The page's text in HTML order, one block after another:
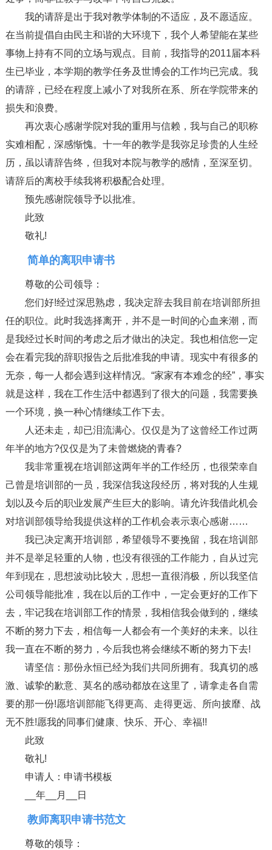
我的请辞是出于我对教学体制的不适应，及不愿适应。
在当前提倡自由民主和谐的大环境下，我个人希望能在某些
事物上持有不同的立场与观点。目前，我指导的2011届本科
生已毕业，本学期的教学任务及世博会的工作均已完成。我
的请辞，已经在程度上减小了对我所在系、所在学院带来的
损失和浪费。
再次衷心感谢学院对我的重用与信赖，我与自己的职称
实难相配，深感惭愧。十一年的教学是我弥足珍贵的人生经
历，虽以请辞告终，但我对本院与教学的感情，至深至切。
请辞后的离校手续我将积极配合处理。
预先感谢院领导予以批准。
此致
敬礼!
简单的离职申请书
尊敬的公司领导：
您们好!经过深思熟虑，我决定辞去我目前在培训部所担
任的职位。此时我选择离开，并不是一时间的心血来潮，而
是我经过长时间的考虑之后才做出的决定。我也相信您一定
会在看完我的辞职报告之后批准我的申请。现实中有很多的
无奈，每一人都会遇到这样情况。“家家有本难念的经”，事实
就是这样，我在工作生活中都遇到了很大的问题，我需要换
一个环境，换一种心情继续工作下去。
人还未走，却已泪流满心。仅仅是为了这曾经工作过两
年半的地方?仅仅是为了未曾燃烧的青春?
我非常重视在培训部这两年半的工作经历，也很荣幸自
己曾是培训部的一员，我深信我这段经历，将对我的人生规
划以及今后的职业发展产生巨大的影响。请允许我借此机会
对培训部领导给我提供这样的工作机会表示衷心感谢……
我已决定离开培训部，希望领导不要挽留，我在培训部
并不是举足轻重的人物，也没有很强的工作能力，自从过完
年到现在，思想波动比较大，思想一直很消极，所以我坚信
公司领导能批准，我在以后的工作中，一定会更好的工作下
去，牢记我在培训部工作的情景，我相信我会做到的，继续
不断的努力下去，相信每一人都会有一个美好的未来。以往
我一直在不断的努力，今后我也将会继续不断的努力下去!
请坚信：那份永恒已经为我们共同所拥有。我真切的感
激、诚挚的歉意、莫名的感动都放在这里了，请拿走各自需
要的那一份!愿培训部能飞得更高、走得更远、所向披靡、战
无不胜!愿我的同事们健康、快乐、开心、幸福!!
此致
敬礼!
申请人：申请书模板
__年__月__日
教师离职申请书范文
尊敬的领导：